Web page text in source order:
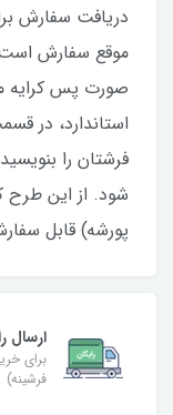
دریافت سفارش
موقع سفارش است
صورت پس کرایه
استاندارد، در
فرشتان را
شود. از این طرح
پورشه) قابل
ارسال
فرشینه)